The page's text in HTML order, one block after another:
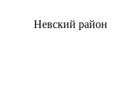
Невский район